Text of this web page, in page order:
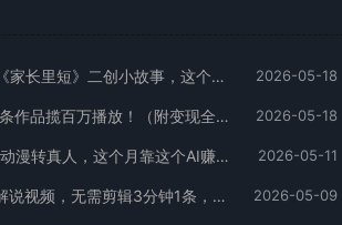
【夯爆了】在头条做《家长里短》二创小故事，这个月收益2w+ 2026-05-18
AI“暴躁老道”赛道，5条作品揽百万播放！（附变现全攻略） 2026-05-18
2026年AI一键生成，动漫转真人，这个月靠这个AI赚了2W+ 2026-05-11
最新AI一键生成影视解说视频，无需剪辑3分钟1条，条条爆款，多平台变现日入2000+ 2026-05-09